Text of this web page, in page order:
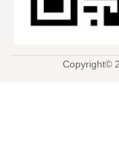
Copyright©